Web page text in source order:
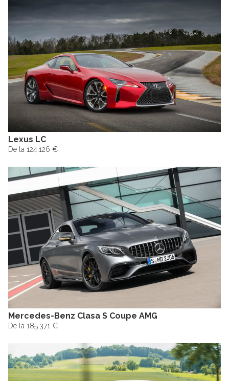
Lexus LC
De la 124.126 €
Mercedes-Benz Clasa S Coupe AMG
De la 185.371 €